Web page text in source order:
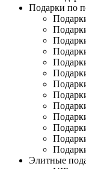
Подарки по
Элитные